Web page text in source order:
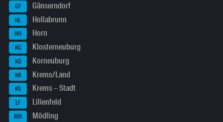
GF Gänserndorf
HL Hollabrunn
HO Horn
KG Klosterneuburg
KO Korneuburg
KR Krems/Land
KS Krems – Stadt
LF Lilienfeld
MD Mödling